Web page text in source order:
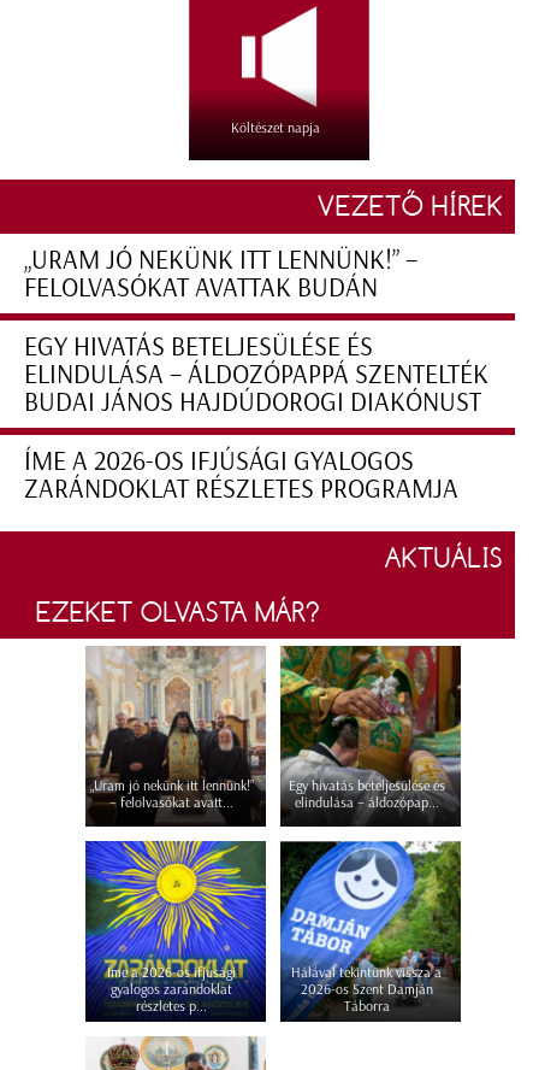
Költészet napja
VEZETŐ HÍREK
„URAM JÓ NEKÜNK ITT LENNÜNK!” –
FELOLVASÓKAT AVATTAK BUDÁN
EGY HIVATÁS BETELJESÜLÉSE ÉS
ELINDULÁSA – ÁLDOZÓPAPPÁ SZENTELTÉK
BUDAI JÁNOS HAJDÚDOROGI DIAKÓNUST
ÍME A 2026-OS IFJÚSÁGI GYALOGOS
ZARÁNDOKLAT RÉSZLETES PROGRAMJA
AKTUÁLIS
EZEKET OLVASTA MÁR?
„Uram jó nekünk itt lennünk!”
– felolvasókat avatt...
Egy hivatás beteljesülése és
elindulása – áldozópap...
Íme a 2026-os ifjúsági
gyalogos zarándoklat
részletes p...
Hálával tekintünk vissza a
2026-os Szent Damján
Táborra